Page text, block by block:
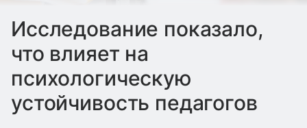
Исследование показало,
что влияет на
психологическую
устойчивость педагогов